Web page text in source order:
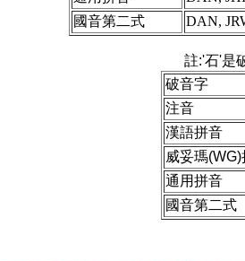
國音第二式
DAN,
註:'石'是
破音字
注音
漢語拼音
威妥瑪(WG)
通用拼音
國音第二式